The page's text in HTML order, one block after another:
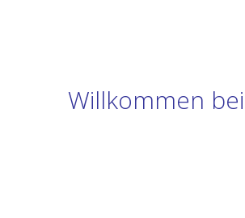
Willkommen